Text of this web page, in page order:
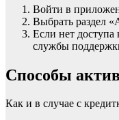
Войти в
Выбрать раздел
Если нет доступа
службы
Способы
Как и в случае с